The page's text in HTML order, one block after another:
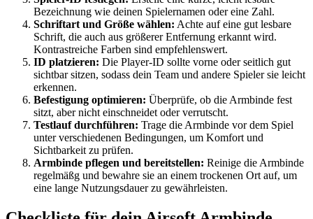
Bezeichnung wie deinen Spielernamen oder eine Zahl.
Schriftart und Größe wählen: Achte auf eine gut lesbare
Schrift, die auch aus größerer Entfernung erkannt wird.
Kontrastreiche Farben sind empfehlenswert.
ID platzieren: Die Player-ID sollte vorne oder seitlich gut
sichtbar sitzen, sodass dein Team und andere Spieler sie leicht
erkennen.
Befestigung optimieren: Überprüfe, ob die Armbinde fest
sitzt, aber nicht einschneidet oder verrutscht.
Testlauf durchführen: Trage die Armbinde vor dem Spiel
unter verschiedenen Bedingungen, um Komfort und
Sichtbarkeit zu prüfen.
Armbinde pflegen und bereitstellen: Reinige die Armbinde
regelmäßg und bewahre sie an einem trockenen Ort auf, um
eine lange Nutzungsdauer zu gewährleisten.